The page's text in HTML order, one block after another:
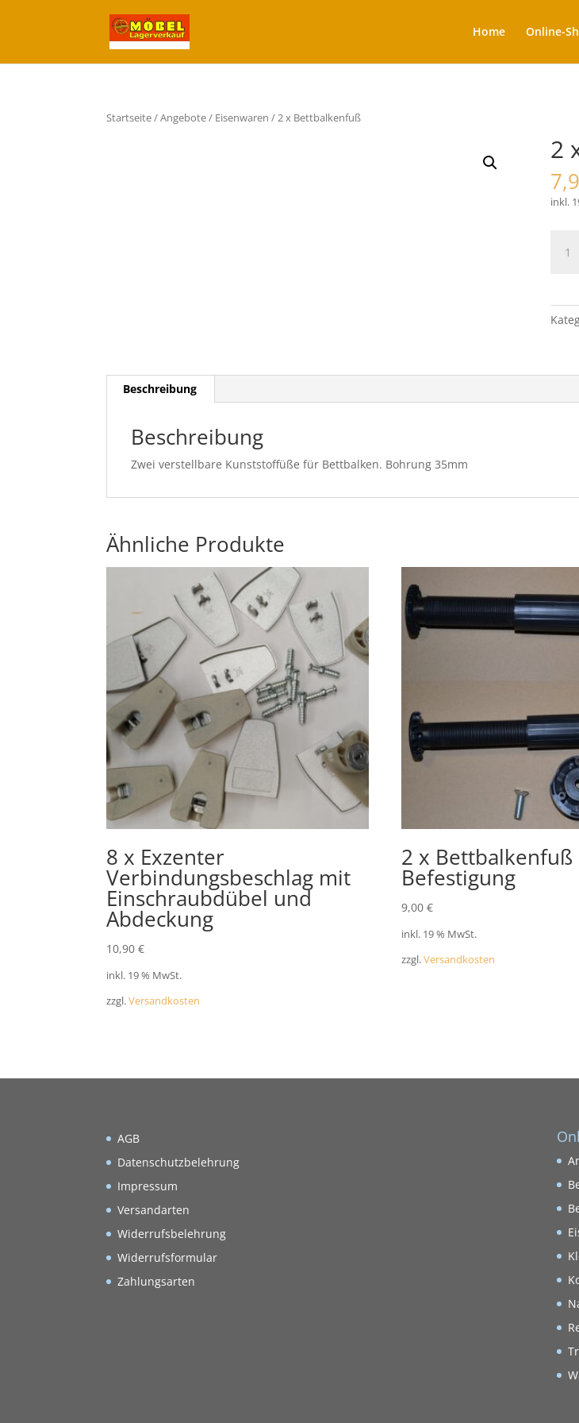
Home Online-
Startseite/Angebote/ Eisenwaren / 2 x Bettbalkenfuß
2
inkl.
Beschreibung
Beschreibung
Zwei verstellbare Kunststoffüße für Bettbalken. Bohrung 35mm
Ähnliche Produkte
8 x Exzenter
Verbindungsbeschlag mit
Einschraubdübel und
Abdeckung
10,90€
inkl. 19 % MwSt.
zzgl.Versandkosten
2 x
Befestigung
9,00 €
inkl. 19 % MwSt.
zzgl.Versandkosten
AGB
Datenschutzbelehrung
Impressum
Versandarten
Widerrufsbelehrung
Widerrufsformular
Zahlungsarten